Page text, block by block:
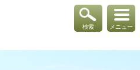
メニュー
検索